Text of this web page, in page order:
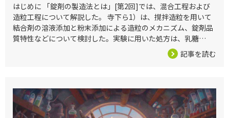
はじめに 「錠剤の製造法とは」[第2回]では、混合工程および
造粒工程について解説した。 寺下ら1）は、撹拌造粒を用いて
結合剤の溶液添加と粉末添加による造粒のメカニズム、錠剤品
質特性などについて検討した。実験に用いた処方は、乳糖
200M、結晶セルロースPH101、L-HPC LH21をそれぞれ72.0
記事を読む